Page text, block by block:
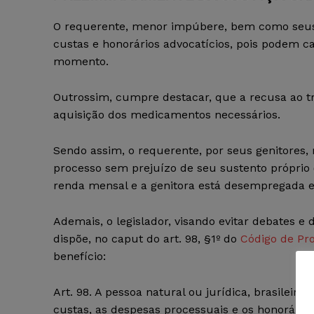
O requerente, menor impúbere, bem como
custas e honorários advocatícios, pois podem
momento.
Outrossim, cumpre destacar, que a recusa ao
aquisição dos medicamentos necessários.
Sendo assim, o requerente, por seus
processo sem prejuízo de seu sustento
renda mensal e a genitora está
Ademais, o legislador, visando evitar debates
dispõe, no caput do art. 98, §1º do Código de
benefício:
Art. 98. A pessoa natural ou jurídica, brasileira
custas, as despesas processuais e os